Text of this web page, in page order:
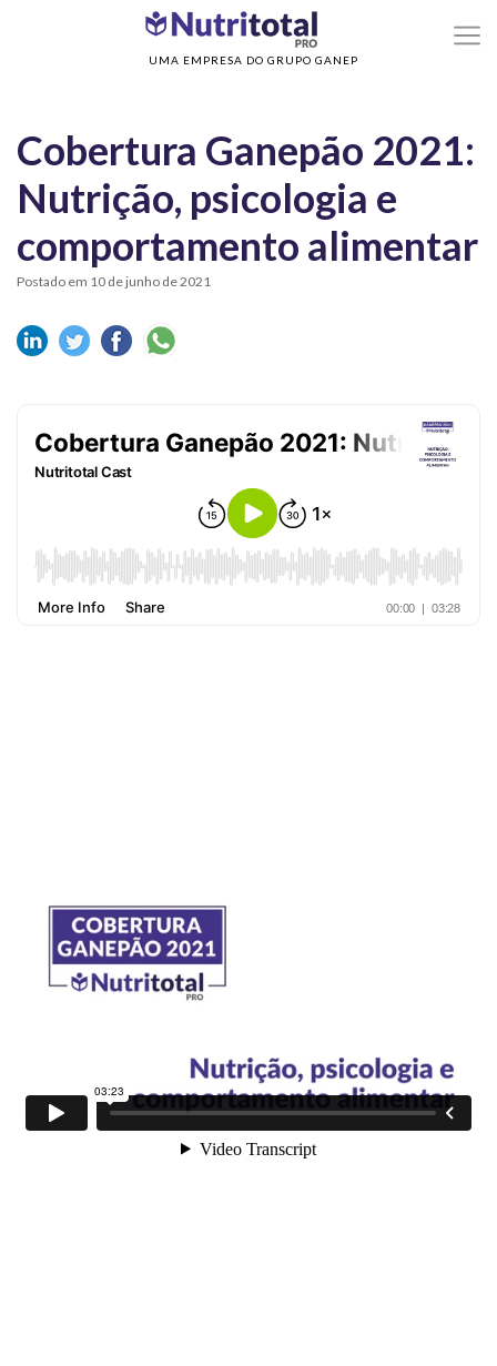
UMA EMPRESA DO GRUPO GANEP
Cobertura Ganepão 2021> Cobertura Ganepão 2021: Nutrição,
e comportamento alimentar
Cobertura Ganepão 2021:
Nutrição, psicologia e
comportamento alimentar
Postado em 10 de junho de 2021